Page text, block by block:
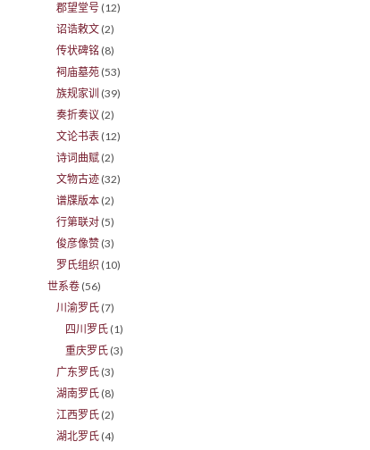
郡望堂号 (12)
诏诰敕文 (2)
传状碑铭 (8)
祠庙墓苑 (53)
族规家训 (39)
奏折奏议 (2)
文论书表 (12)
诗词曲赋 (2)
文物古迹 (32)
谱牒版本 (2)
行第联对 (5)
俊彦像赞 (3)
罗氏组织 (10)
世系卷 (56)
川渝罗氏 (7)
四川罗氏 (1)
重庆罗氏 (3)
广东罗氏 (3)
湖南罗氏 (8)
江西罗氏 (2)
湖北罗氏 (4)